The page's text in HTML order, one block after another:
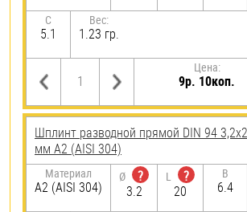
C
5.1
Вес:
1.23 гр.
Цена:
9р. 10коп.
Шплинт разводной прямой DIN 94
мм А2 (AISI 304)
Материал
А2 (AISI 304)
Ø
?
3.2
L
?
20
B
6.4